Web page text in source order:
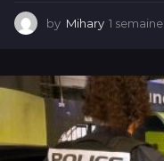
by Mihary 1 semaine